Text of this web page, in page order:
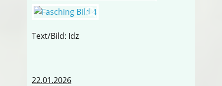
Text/Bild: Idz
22.01.2026